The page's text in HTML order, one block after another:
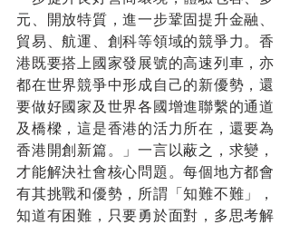
元、開放特質，進一步鞏固提升金融、
貿易、航運、創科等領域的競爭力。香
港既要搭上國家發展號的高速列車，亦
都在世界競爭中形成自己的新優勢，還
要做好國家及世界各國增進聯繫的通道
及橋樑，這是香港的活力所在，還要為
香港開創新篇。」一言以蔽之，求變，
才能解決社會核心問題。每個地方都會
有其挑戰和優勢，所謂「知難不難」，
知道有困難，只要勇於面對，多思考解